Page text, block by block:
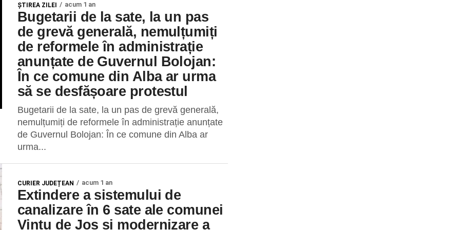
ŞTIREA ZILEI acum 1 an
Bugetarii de la sate, la un pas
de grevă generală, nemulțumiți
de reformele în administrație
anunțate de Guvernul Bolojan:
În ce comune din Alba ar urma
să se desfășoare protestul
Bugetarii de la sate, la un pas de grevă generală,
nemulțumiți de reformele în administrație anunțate
de Guvernul Bolojan: În ce comune din Alba ar
urma...
CURIER JUDEȚEAN acum 1 an
Extindere a sistemului de
canalizare în 6 sate ale comunei
Vințu de Jos și modernizare a